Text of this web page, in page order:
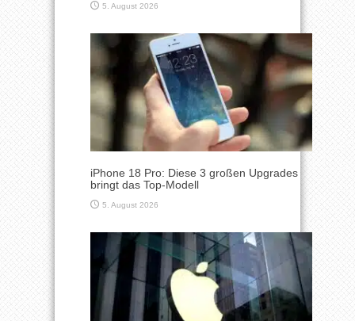
5. August 2026
iPhone 18 Pro: Diese 3 großen Upgrades
bringt das Top-Modell
5. August 2026